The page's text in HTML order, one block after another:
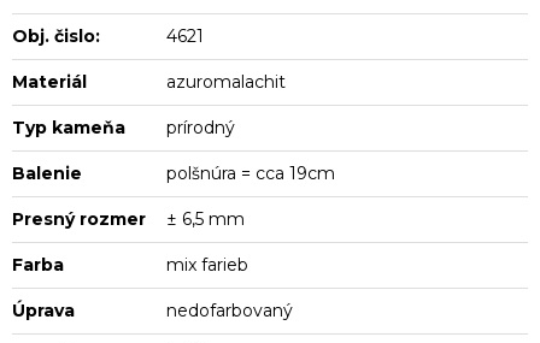
Obj. čislo: 4621
Materiál azuromalachit
Typ kameňa prírodný
Balenie polšnúra = cca 19cm
Presný rozmer ± 6,5 mm
Farba mix farieb
Úprava nedofarbovaný